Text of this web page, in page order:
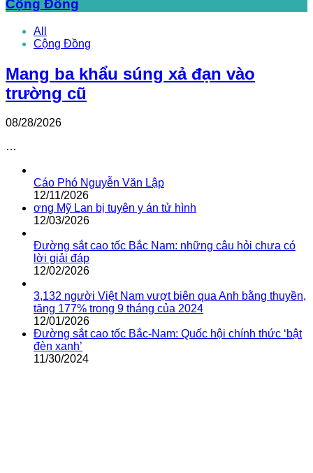
Cộng Đồng
All
Cộng Đồng
Mang ba khẩu súng xả đạn vào
trường cũ
08/28/2026
…
Cáo Phó Nguyễn Văn Lập
12/11/2026
ơng Mỹ Lan bị tuyên y án tử hình
12/03/2026
Đường sắt cao tốc Bắc Nam: những câu hỏi chưa có
lời giải đáp
12/02/2026
3,132 người Việt Nam vượt biên qua Anh bằng thuyền,
tăng 177% trong 9 tháng của 2024
12/01/2026
Đường sắt cao tốc Bắc-Nam: Quốc hội chính thức ‘bật
đèn xanh’
11/30/2024